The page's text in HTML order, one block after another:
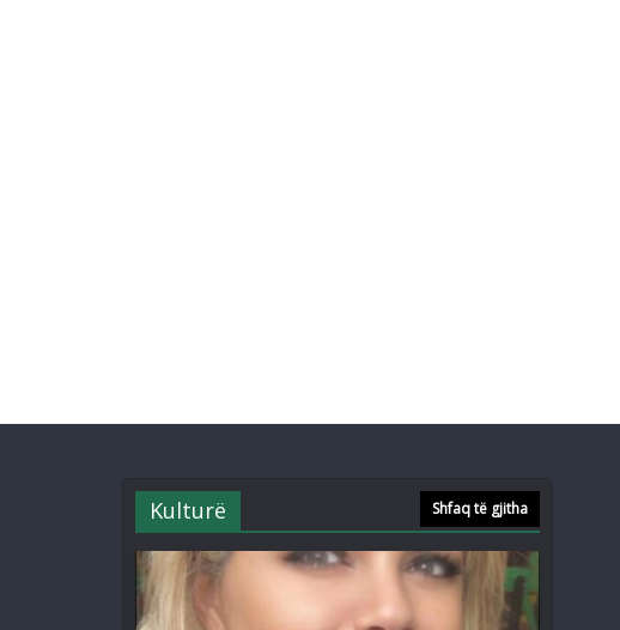
Kulturë Shfaq të gjitha